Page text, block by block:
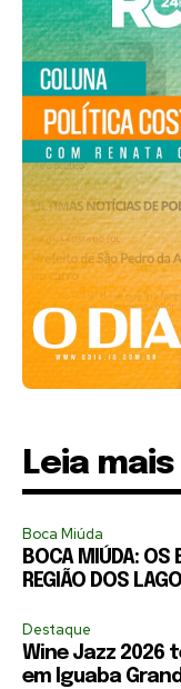
Leia mais
Boca Miúda
BOCA MIÚDA: OS
REGIÃO DOS
Destaque
Wine Jazz
em Iguaba